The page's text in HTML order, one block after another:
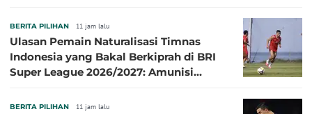
BERITA PILIHAN 11 jam lalu
Ulasan Pemain Naturalisasi Timnas
Indonesia yang Bakal Berkiprah di BRI
Super League 2026/2027: Amunisi
BERITA PILIHAN 11 jam lalu